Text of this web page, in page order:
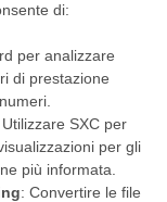
di:
per analizzare
di prestazione
Utilizzare SXC per
per gli
più informata.
: Convertire le file